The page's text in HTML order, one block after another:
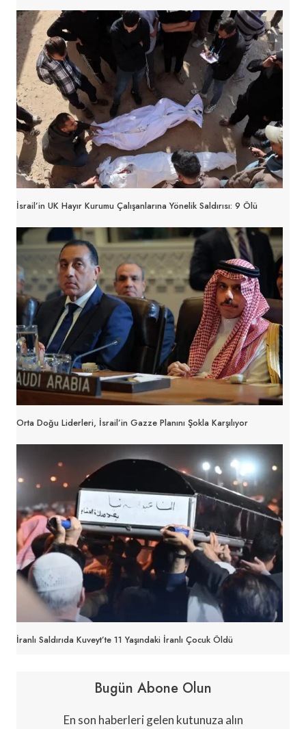
İsrail’in UK Hayır Kurumu Çalışanlarına Yönelik Saldırısı: 9 Ölü
Orta Doğu Liderleri, İsrail’in Gazze Planını Şokla Karşılıyor
İranlı Saldırıda Kuveyt’te 11 Yaşındaki İranlı Çocuk Öldü
Bugün Abone Olun
En son haberleri gelen kutunuza alın